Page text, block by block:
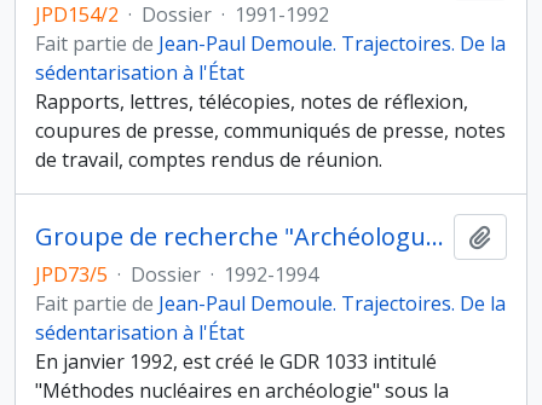
JPD154/2 · Dossier · 1991-1992
Fait partie de Jean-Paul Demoule. Trajectoires. De la
sédentarisation à l'État
Rapports, lettres, télécopies, notes de réflexion,
coupures de presse, communiqués de presse, notes
de travail, comptes rendus de réunion.
Groupe de recherche "Archéologues-dateurs"
JPD73/5 · Dossier · 1992-1994
Fait partie de Jean-Paul Demoule. Trajectoires. De la
sédentarisation à l'État
En janvier 1992, est créé le GDR 1033 intitulé
"Méthodes nucléaires en archéologie" sous la